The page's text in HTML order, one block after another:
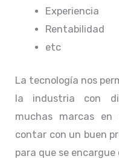
Experiencia
Rentabilidad
etc
La tecnología nos
la industria con
muchas marcas
contar con un buen
para que se encargue